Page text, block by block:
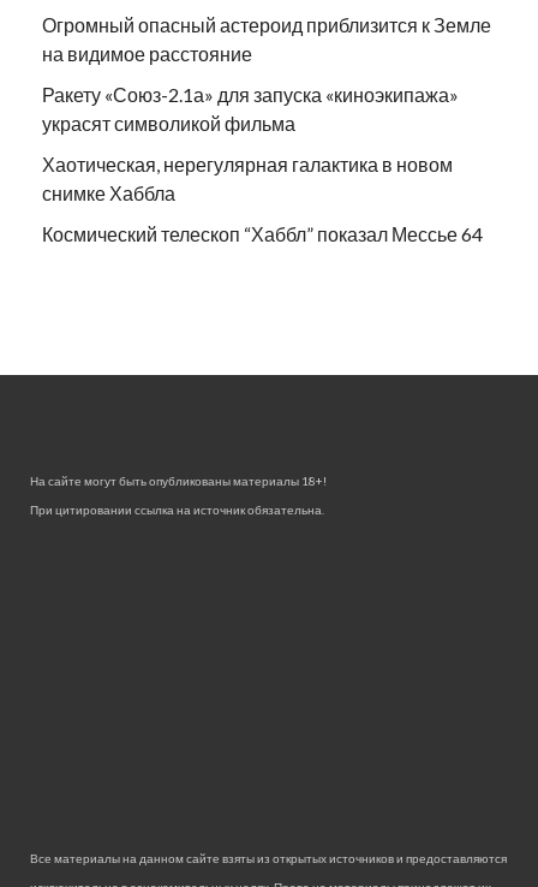
Огромный опасный астероид приблизится к Земле
на видимое расстояние
Ракету «Союз-2.1а» для запуска «киноэкипажа»
украсят символикой фильма
Хаотическая, нерегулярная галактика в новом
снимке Хаббла
Космический телескоп “Хаббл” показал Мессье 64
На сайте могут быть опубликованы материалы 18+!
При цитировании ссылка на источник обязательна.
Все материалы на данном сайте взяты из открытых источников и предоставляются